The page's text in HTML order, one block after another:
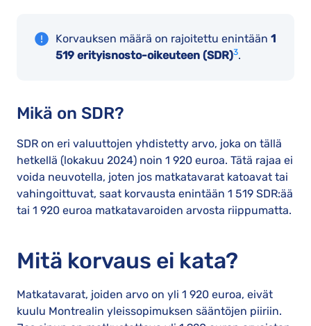
Korvauksen määrä on rajoitettu enintään 1
519 erityisnosto-oikeuteen (SDR)3.
Mikä on SDR?
SDR on eri valuuttojen yhdistetty arvo, joka on tällä
hetkellä (lokakuu 2024) noin 1 920 euroa. Tätä rajaa ei
voida neuvotella, joten jos matkatavarat katoavat tai
vahingoittuvat, saat korvausta enintään 1 519 SDR:ää
tai 1 920 euroa matkatavaroiden arvosta riippumatta.
Mitä korvaus ei kata?
Matkatavarat, joiden arvo on yli 1 920 euroa, eivät
kuulu Montrealin yleissopimuksen sääntöjen piiriin.